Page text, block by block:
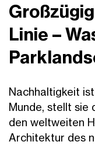
Linie –
Nachhaltigkeit
Munde, stellt sie
den weltweiten
Architektur des